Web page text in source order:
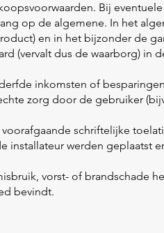
Bij eventuele
op de algemene. In het
en in het bijzonder de
(vervalt dus de waarborg) in
inkomsten of
zorg door de gebruiker
schriftelijke
installateur werden geplaatst
vorst- of brandschade
bevindt.